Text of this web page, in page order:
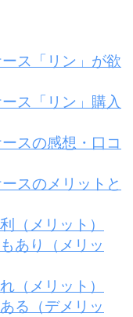
ス「リン」が欲
ス「リン」購入
スの感想・口コ
スのメリットと
（メリット）
あり（メリッ
（メリット）
る（デメリッ